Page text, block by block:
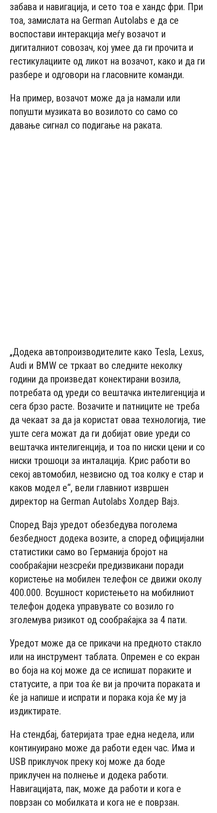
забава и навигација, и сето тоа е хандс фри. При
тоа, замислата на German Autolabs е да се
воспостави интеракција меѓу возачот и
дигиталниот совозач, кој умее да ги прочита и
гестикулациите од ликот на возачот, како и да ги
разбере и одговори на гласовните команди.
На пример, возачот може да ја намали или
попушти музиката во возилото со само со
давање сигнал со подигање на раката.
„Додека автопроизводителите како Tesla, Lexus,
Audi и BMW се тркаат во следните неколку
години да произведат конектирани возила,
потребата од уреди со вештачка интелигенција и
сега брзо расте. Возачите и патниците не треба
да чекаат за да ја користат оваа технологија, тие
уште сега можат да ги добијат овие уреди со
вештачка интелигенција, и тоа по ниски цени и со
ниски трошоци за инталација. Крис работи во
секој автомобил, незвисно од тоа колку е стар и
каков модел е“, вели главниот извршен
директор на German Autolabs Холдер Вајз.
Според Вајз уредот обезбедува поголема
безбедност додека возите, а според официјални
статистики само во Германија бројот на
сообраќајни незсреќи предизвикани поради
користење на мобилен телефон се движи околу
400.000. Всушност користењето на мобилниот
телефон додека управувате со возило го
зголемува ризикот од сообраќајка за 4 пати.
Уредот може да се прикачи на предното стакло
или на инструмент таблата. Опремен е со екран
во боја на кој може да се испишат пораките и
статусите, а при тоа ќе ви ја прочита пораката и
ќе ја напише и испрати и порака која ќе му ја
издиктирате.
На стендбај, батеријата трае една недела, или
континуирано може да работи еден час. Има и
USB приклучок преку кој може да боде
приклучен на полнење и додека работи.
Навигацијата, пак, може да работи и кога е
поврзан со мобилката и кога не е поврзан.